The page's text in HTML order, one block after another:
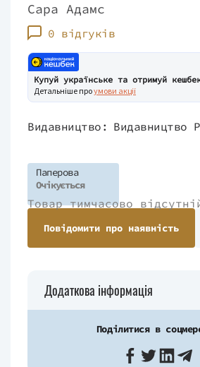
Сара Адамс
0 відгуків
Купуй українське та отримуй
Детальніше проумови акції
Видавництво: Видавництво
Паперова
Очікується
Товар тимчасово
Повідомити про наявність
Додаткова інформація
Поділитися в